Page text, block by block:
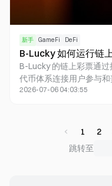
新手 GameFi DeFi
B-Lucky 如何运行链
B-Lucky 的链上彩票通
代币体系连接用户参与
GambleFi 生态。
2026-07-06 04:03:55
1 2
跳转至